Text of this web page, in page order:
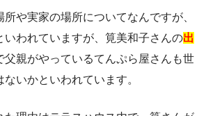
や実家の場所についてなんですが、
いわれていますが、筧美和子さんの出
父親がやっているてんぷら屋さんも世
いかといわれています。